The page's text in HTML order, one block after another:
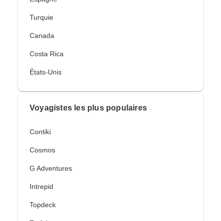
Turquie
Canada
Costa Rica
États-Unis
Voyagistes les plus populaires
Contiki
Cosmos
G Adventures
Intrepid
Topdeck